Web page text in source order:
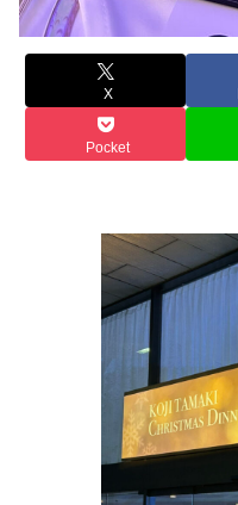
X
Pocket